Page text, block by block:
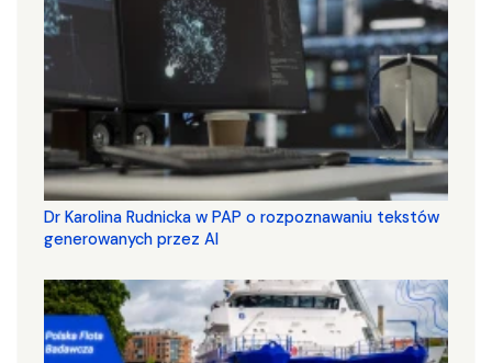
Dr Karolina Rudnicka w PAP o rozpoznawaniu tekstów
generowanych przez AI